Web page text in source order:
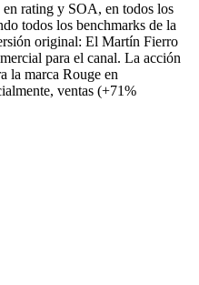
rating y SOA, en todos los
todos los benchmarks de la
original: El Martín Fierro
para el canal. La acción
la marca Rouge en
ventas (+71%